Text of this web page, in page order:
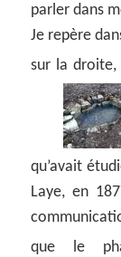
parler dans
Je repère
sur la droite,
qu’avait
Laye, en
que le